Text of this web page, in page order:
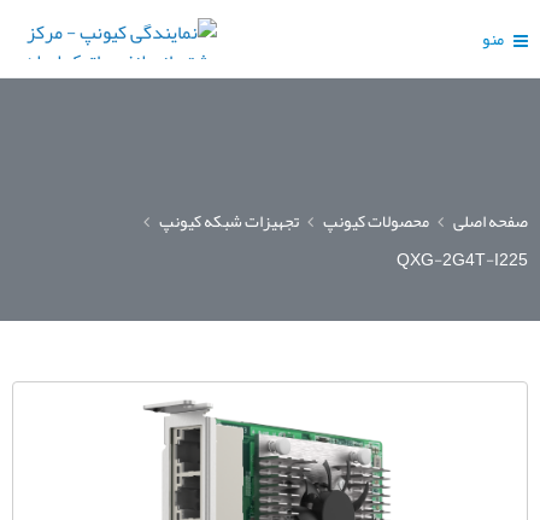
منو
صفحه اصلی محصولات کیونپ
تجهیزات شبکه کیونپ
QXG-2G4T-I225